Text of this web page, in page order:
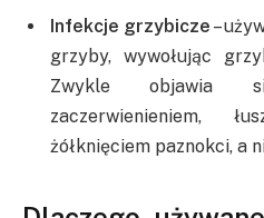
Infekcje grzybicze –
grzyby, wywołując
Zwykle objawia
zaczerwienieniem,
żółknięciem paznokci, a